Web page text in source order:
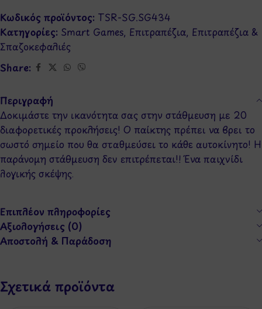
Κωδικός προϊόντος: TSR-SG.SG434
Κατηγορίες: Smart Games, Επιτραπέζια, Επιτραπέζια &
Σπαζοκεφαλιές
Share:
Περιγραφή
Δοκιμάστε την ικανότητα σας στην στάθμευση με 20
διαφορετικές προκλήσεις! Ο παίκτης πρέπει να βρει το
σωστό σημείο που θα σταθμεύσει το κάθε αυτοκίνητο! Η
παράνομη στάθμευση δεν επιτρέπεται!! Ένα παιχνίδι
λογικής σκέψης.
Επιπλέον πληροφορίες
Αξιολογήσεις (0)
Αποστολή & Παράδοση
Σχετικά προϊόντα